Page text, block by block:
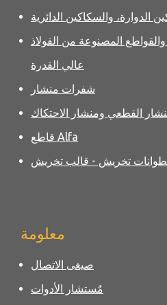
الدوارة، والسكاكين الدائرية
المصنوعة من الفولاذ
عالي القدرة
شفرات منشار
القطعي ومنشار الاحتكاك
قاطع Alfa
تخريش - قالب تخريش
معلومة
صيغى الاتصال
مٌستشار الأدوات